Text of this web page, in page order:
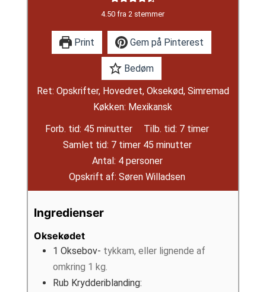
4.50 fra2 stemmer
Print Gem på Pinterest
Bedøm
Ret: Opskrifter, Hovedret, Oksekød, Simremad
Køkken: Mexikansk
Forb. tid: 45 minutter
minutter Tilb. tid: 7timer
timer
Samlet tid: 7timer
timer 45minutter
minutter
Antal: 4 personer
Opskrift af:Søren Willadsen
Ingredienser
Oksekødet
1 Oksebov- tykkam, eller lignende af
omkring 1 kg.
Rub Krydderiblanding: